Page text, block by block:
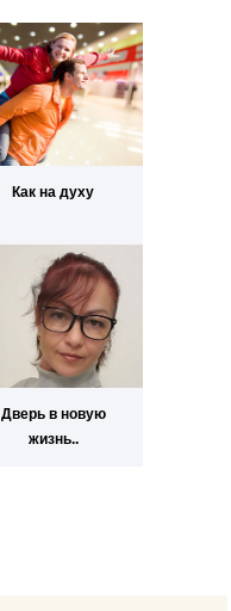
Как на духу
Дверь в новую
жизнь..